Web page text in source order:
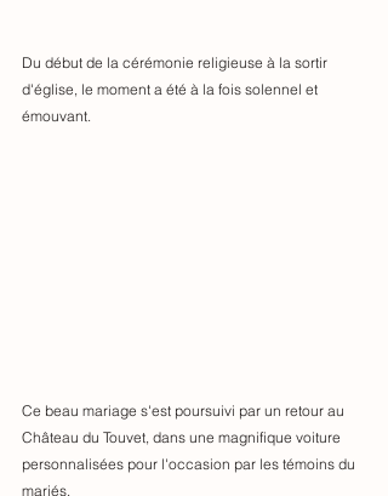
Du début de la cérémonie religieuse à la sortir
d'église, le moment a été à la fois solennel et
émouvant.
Ce beau mariage s'est poursuivi par un retour au
Château du Touvet, dans une magnifique voiture
personnalisées pour l'occasion par les témoins du
mariés.